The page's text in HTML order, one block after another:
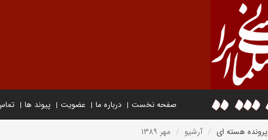
صفحه نخست درباره ما عضویت پیوند ها
پرونده هسته ای آرشیو مهر ۱۳۸۹